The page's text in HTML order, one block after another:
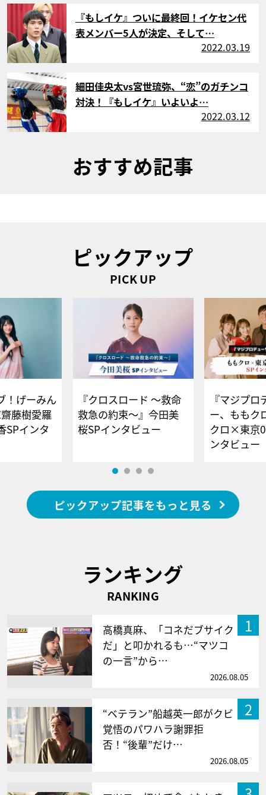
サムネイル
『もしイケ』ついに最終回！イケセン代
表メンバー5人が決定、そして…
2022.03.19
サムネイル
細田佳央太vs宮世琉弥、“恋”のガチンコ
対決！『もしイケ』いよいよ…
2022.03.12
おすすめ記事
ピックアップ
PICK UP
！げーみん
藤樹愛羅
SPインタ
『クロスロード ～救命
救急の約束～』今田美
桜SPインタビュー
『マジプロ
ー、ももク
クロ×東京
ンタビュー
ピックアップ記事をもっと見る
ランキング
RANKING
1
高橋真麻、「コネだブサイク
だ」と叩かれるも…“マツコ
の一言”から…
2026.08.05
2
“ベテラン”船越英一郎がクビ
覚悟のパワハラ謝罪拒
否！“後輩”だけ…
2026.08.05